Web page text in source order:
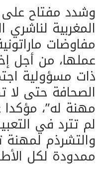
وشدد مفتاح على
المغربية
مفاوضات
عملها، من أجل
ذات مسؤولية
الصحافة حتى لا
مهنة له”، مؤكدا
لم تترد في
والتشرذم
ممدودة لكل